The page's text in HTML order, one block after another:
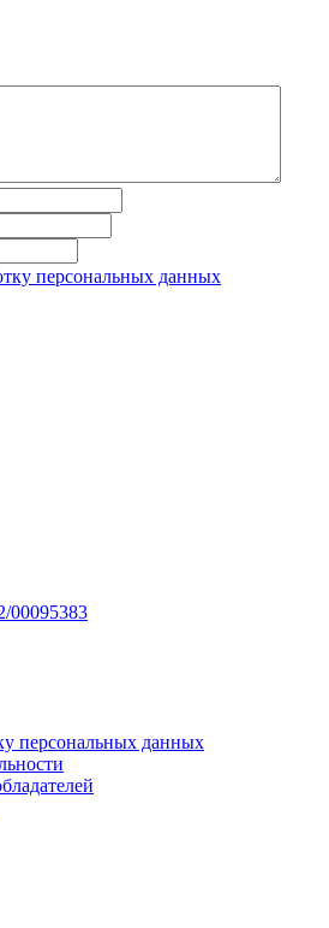
персональных данных
00095383
персональных данных